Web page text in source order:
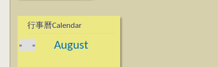
行事曆Calendar
August
«
»